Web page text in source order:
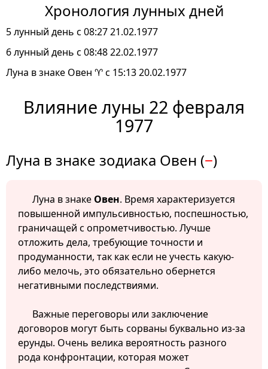
Хронология лунных дней
5 лунный день с 08:27 21.02.1977
6 лунный день с 08:48 22.02.1977
Луна в знаке Овен ♈ с 15:13 20.02.1977
Влияние луны 22 февраля
1977
Луна в знаке зодиака Овен (−)
Луна в знаке Овен. Время характеризуется
повышенной импульсивностью, поспешностью,
граничащей с опрометчивостью. Лучше
отложить дела, требующие точности и
продуманности, так как если не учесть какую-
либо мелочь, это обязательно обернется
негативными последствиями.
Важные переговоры или заключение
договоров могут быть сорваны буквально из-за
ерунды. Очень велика вероятность разного
рода конфронтации, которая может